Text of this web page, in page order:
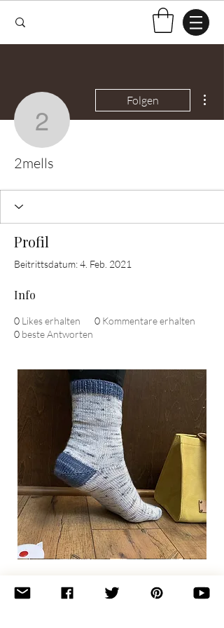
2mells
Folgen
2mells
Profil
Beitrittsdatum: 4. Feb. 2021
Info
0 Likes erhalten 0 Kommentare erhalten
0 beste Antworten
Basic
Socks
Join the newsletter